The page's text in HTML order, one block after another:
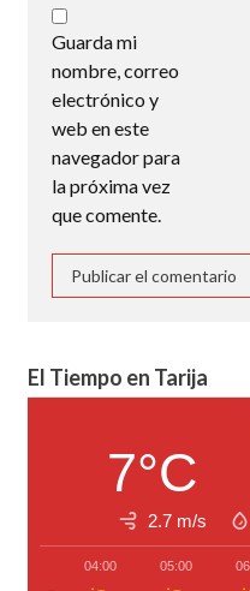
Guarda mi
nombre, correo
electrónico y
web en este
navegador para
la próxima vez
que comente.
El Tiempo en Tarija
7°C
2.7 m/s
04:00 05:00